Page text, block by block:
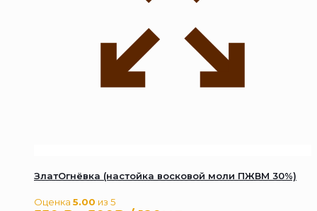
ЗлатОгнёвка (настойка восковой моли ПЖВМ 30%)
Оценка 5.00 из 5